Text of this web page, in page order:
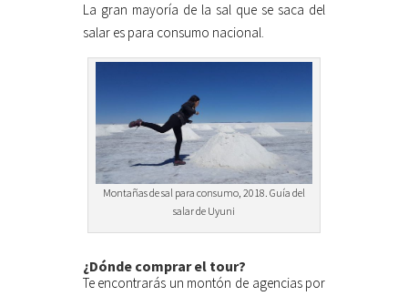
La gran mayoría de la sal que se saca del
salar es para consumo nacional.
Montañas de sal para consumo, 2018. Guía del
salar de Uyuni
¿Dónde comprar el tour?
Te encontrarás un montón de agencias por